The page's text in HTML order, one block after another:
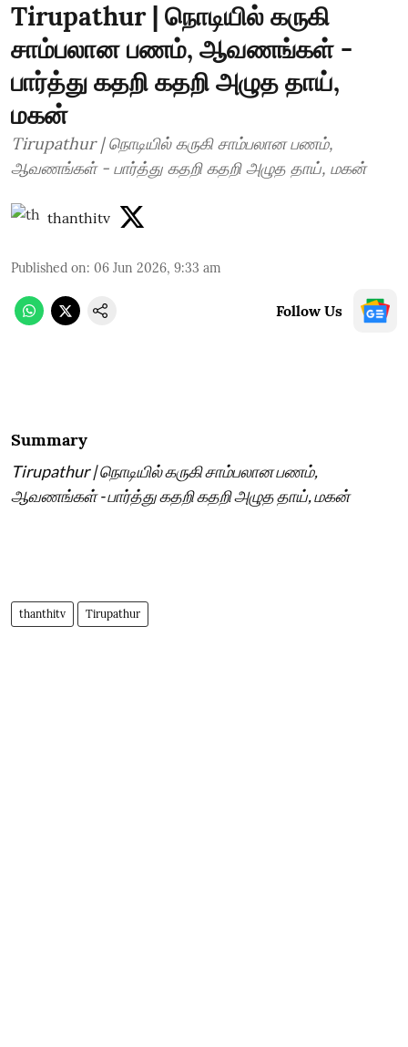
Tirupathur | நொடியில் கருகி
சாம்பலான பணம், ஆவணங்கள் -
பார்த்து கதறி கதறி அழுத தாய்,
மகன்
Tirupathur | நொடியில் கருகி சாம்பலான பணம்,
ஆவணங்கள் - பார்த்து கதறி கதறி அழுத தாய், மகன்
thanthitv
Published on: 06 Jun 2026, 9:33 am
Follow Us
Summary
Tirupathur | நொடியில் கருகி சாம்பலான பணம்,
ஆவணங்கள் - பார்த்து கதறி கதறி அழுத தாய், மகன்
thanthitv Tirupathur